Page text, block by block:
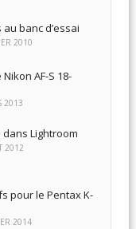
banc d’essai
2010
AF-S 18-
2013
Lightroom
2012
pour le Pentax K-
2014